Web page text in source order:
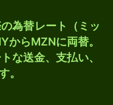
為替レート（ミッ
からMZNに両替。
な送金、支払い、
。